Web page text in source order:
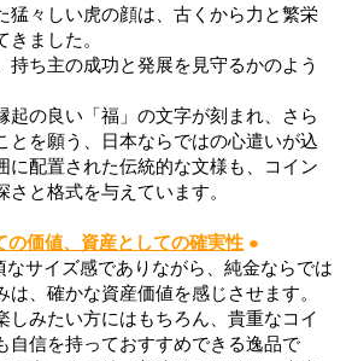
猛々しい虎の顔は、古くから力と繁栄
ました。
持ち主の成功と発展を見守るかのよう
起の良い「福」の文字が刻まれ、さら
とを願う、日本ならではの心遣いが込
に配置された伝統的な文様も、コイン
と格式を与えています。
の価値、資産としての確実性 ●
サイズ感でありながら、純金ならでは
、確かな資産価値を感じさせます。
しみたい方にはもちろん、貴重なコイ
自信を持っておすすめできる逸品で